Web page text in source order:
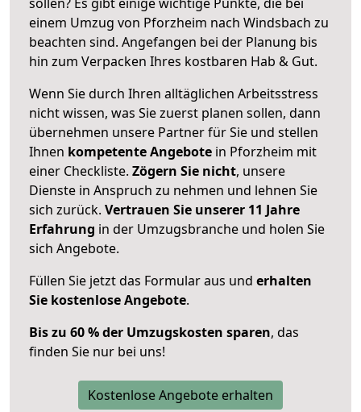
einem Umzug von Pforzheim nach Windsbach zu
beachten sind. Angefangen bei der Planung bis
hin zum Verpacken Ihres kostbaren Hab & Gut.
Wenn Sie durch Ihren alltäglichen Arbeitsstress
nicht wissen, was Sie zuerst planen sollen, dann
übernehmen unsere Partner für Sie und stellen
Ihnen kompetente Angebote in Pforzheim mit
einer Checkliste. Zögern Sie nicht, unsere
Dienste in Anspruch zu nehmen und lehnen Sie
sich zurück. Vertrauen Sie unserer 11 Jahre
Erfahrung in der Umzugsbranche und holen Sie
sich Angebote.
Füllen Sie jetzt das Formular aus und erhalten
Sie kostenlose Angebote.
Bis zu 60 % der Umzugskosten sparen, das
finden Sie nur bei uns!
Kostenlose Angebote erhalten